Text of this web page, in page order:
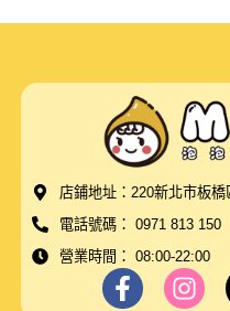
店鋪地址：220新北市板
電話號碼： 0971 813 150
營業時間： 08:00-22:00
F
a
I
n